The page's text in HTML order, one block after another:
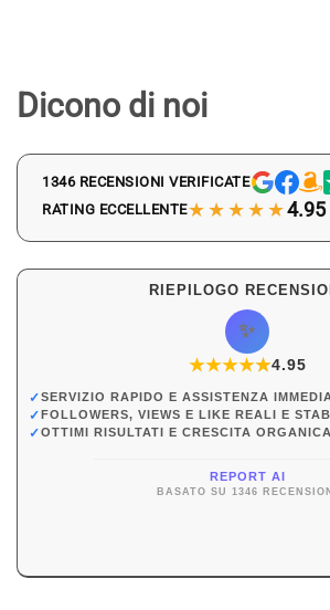
Dicono di noi
1346 RECENSIONI VERIFICATE
RATING ECCELLENTE★★★★★4.95
RIEPILOGO
✨
★★★★★
★4.95
✓SERVIZIO RAPIDO E ASSISTENZA
✓FOLLOWERS, VIEWS E LIKE REALI E
✓OTTIMI RISULTATI E CRESCITA
REPORT AI
BASATO SU 1346